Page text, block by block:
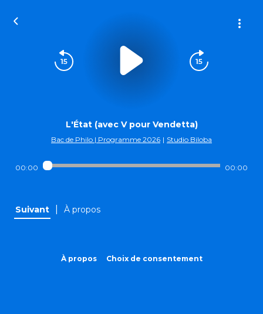
L'État (avec V pour Vendetta)
Bac de Philo | Programme 2026 | Studio Biloba
00:00 00:00
Suivant À propos
À propos Choix de consentement